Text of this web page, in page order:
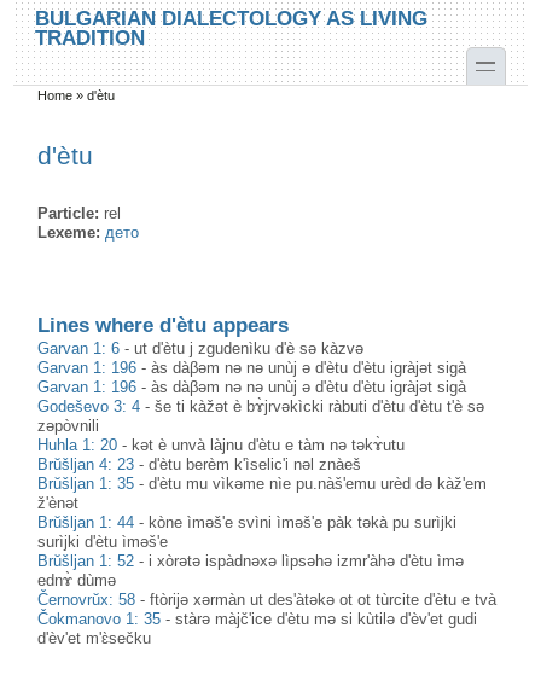
Skip to main content
Skip to search
BULGARIAN DIALECTOLOGY AS LIVING
TRADITION
toggle
You are here
Home »d'ètu
d'ètu
Particle: rel
Lexeme:дето
Lines where d'ètu appears
Garvan 1: 6 -ut d'ètu j zgudenìku d'è sə kàzvə
Garvan 1: 196 -às dàβəm nə nə unùj ə d'ètu d'ètu igràjət sigà
Garvan 1: 196 -às dàβəm nə nə unùj ə d'ètu d'ètu igràjət sigà
Godeševo 3: 4 -še ti kàžət è bɤ̀jrvəkìcki ràbuti d'ètu d'ètu t'è sə
zəpòvnili
Huhla 1: 20 - kət è unvà làjnu d'ètu e tàm nə təkɤ̀utu
Brŭšljan 4: 23 -d'ètu berèm k'ìselic'i nəl znàeš
Brŭšljan 1: 35 -d'ètu mu vìkəme nìe pu.nàš'emu urèd də kàž'em
ž'ènət
Brŭšljan 1: 44 - kòne ìməš'e svìni ìməš'e pàk təkà pu surìjki
surìjki d'ètu ìməš'e
Brŭšljan 1: 52 - i xòrətə ispàdnəxə lìpsəhə izmr'àhə d'ètu ìmə
ednɤ̀ dùmə
Černovrŭx: 58 -ftòrijə xərmàn ut des'àtəkə ot ot tùrcite d'ètu e tvà
Čokmanovo 1: 35 -stàrə màjč'ice d'ètu mə si kùtilə d'èv'et gudi
d'èv'et m'ɛ̀sečku